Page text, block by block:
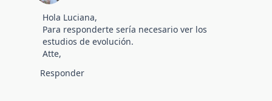
Hola Luciana,
Para responderte sería necesario ver los
estudios de evolución.
Atte,
Responder